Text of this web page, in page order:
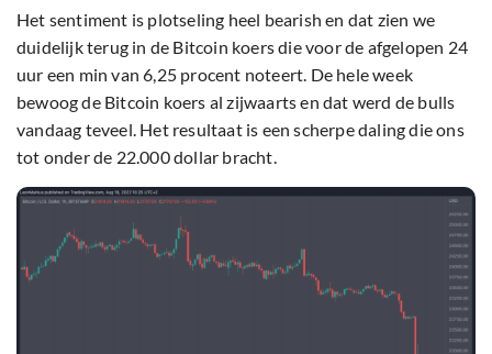
Het sentiment is plotseling heel bearish en dat zien we
duidelijk terug in de Bitcoin koers die voor de afgelopen 24
uur een min van 6,25 procent noteert. De hele week
bewoog de Bitcoin koers al zijwaarts en dat werd de bulls
vandaag teveel. Het resultaat is een scherpe daling die ons
tot onder de 22.000 dollar bracht.